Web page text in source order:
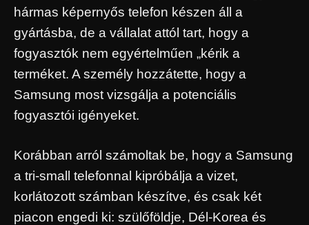
hármas képernyős telefon készen áll a
gyártásba, de a vállalat attól tart, hogy a
fogyasztók nem egyértelműen „kérik a
terméket. A személy hozzátette, hogy a
Samsung most vizsgálja a potenciális
fogyasztói igényeket.
Korábban arról számoltak be, hogy a Samsung
a tri-small telefonnal kipróbálja a vizet,
korlátozott számban készítve, és csak két
piacon engedi ki: szülőföldje, Dél-Korea és